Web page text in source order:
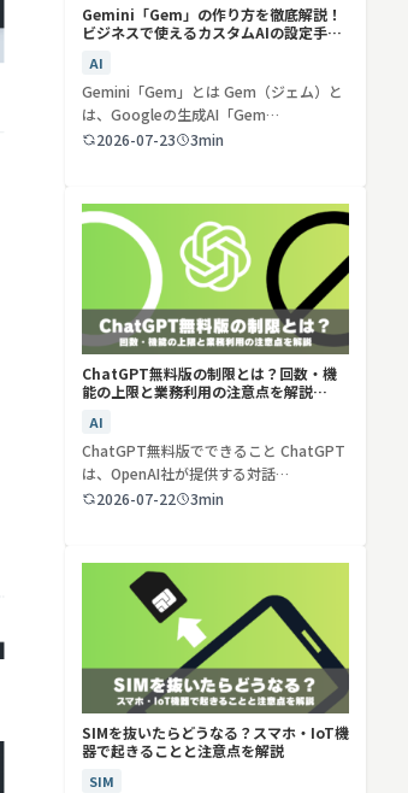
Gemini「Gem」の作り方を徹底解説！
ビジネスで使えるカスタムAIの設定手順
AI
Gemini「Gem」とは Gem（ジェム）と
は、Googleの生成AI「Gem…
2026-07-23
3min
ChatGPT無料版の制限とは？回数・機
能の上限と業務利用の注意点を解説
AI
ChatGPT無料版でできること ChatGPT
は、OpenAI社が提供する対話…
2026-07-22
3min
SIMを抜いたらどうなる？スマホ・IoT機
器で起きることと注意点を解説
SIM